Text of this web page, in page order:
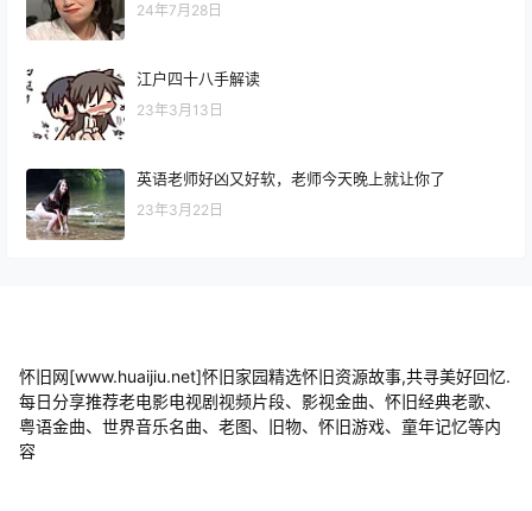
24年7月28日
江户四十八手解读
23年3月13日
英语老师好凶又好软，老师今天晚上就让你了
23年3月22日
怀旧网[www.huaijiu.net]怀旧家园精选怀旧资源故事,共寻美好回忆.
每日分享推荐老电影电视剧视频片段、影视金曲、怀旧经典老歌、
粤语金曲、世界音乐名曲、老图、旧物、怀旧游戏、童年记忆等内
容